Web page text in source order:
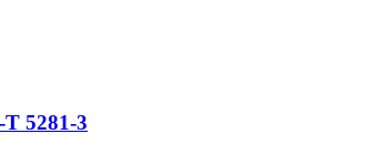
5281-3